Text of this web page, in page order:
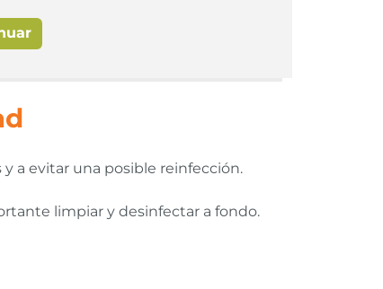
a evitar una posible reinfección.
limpiar y desinfectar a fondo.